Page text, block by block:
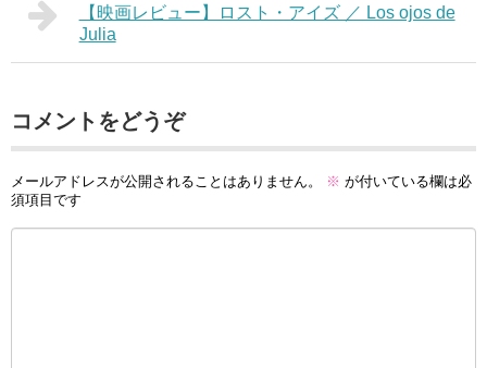
【映画レビュー】ロスト・アイズ ／ Los ojos de
Julia
コメントをどうぞ
メールアドレスが公開されることはありません。 ※ が付いている欄は必
須項目です